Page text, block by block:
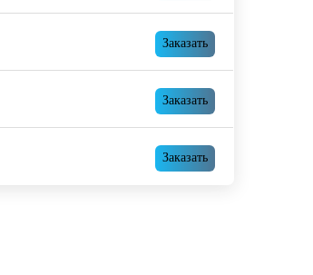
Заказать
Заказать
Заказать